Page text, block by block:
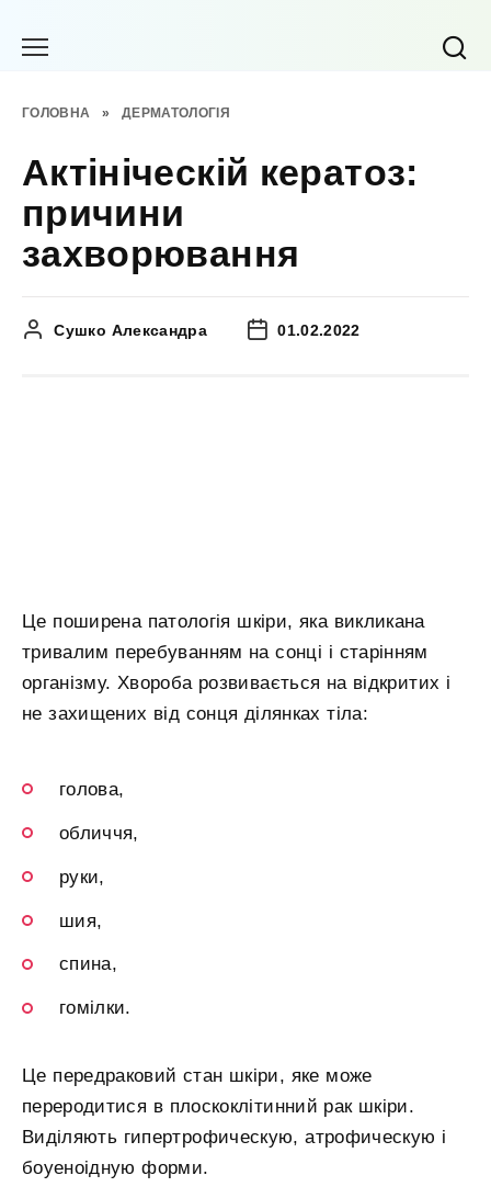
ГОЛОВНА » ДЕРМАТОЛОГІЯ
Актініческій кератоз:
причини
захворювання
Сушко Александра 01.02.2022
Це поширена патологія шкіри, яка викликана
тривалим перебуванням на сонці і старінням
організму. Хвороба розвивається на відкритих і
не захищених від сонця ділянках тіла:
голова,
обличчя,
руки,
шия,
спина,
гомілки.
Це передраковий стан шкіри, яке може
переродитися в плоскоклітинний рак шкіри.
Виділяють гипертрофическую, атрофическую і
боуеноідную форми.